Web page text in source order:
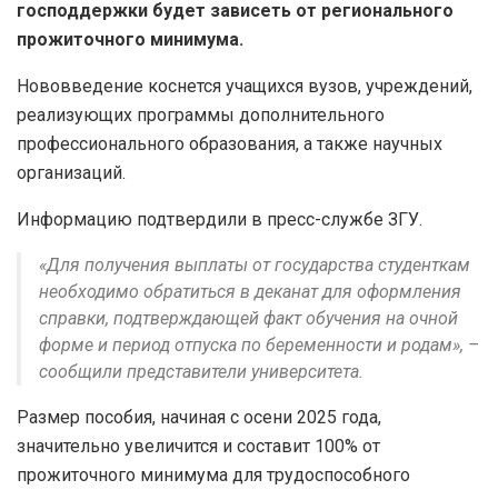
господдержки будет зависеть от регионального
прожиточного минимума.
Нововведение коснется учащихся вузов, учреждений,
реализующих программы дополнительного
профессионального образования, а также научных
организаций.
Информацию подтвердили в пресс-службе ЗГУ.
«Для получения выплаты от государства студенткам
необходимо обратиться в деканат для оформления
справки, подтверждающей факт обучения на очной
форме и период отпуска по беременности и родам», –
сообщили представители университета.
Размер пособия, начиная с осени 2025 года,
значительно увеличится и составит 100% от
прожиточного минимума для трудоспособного